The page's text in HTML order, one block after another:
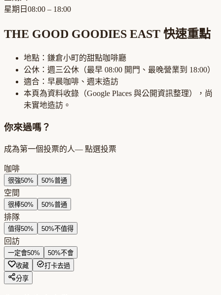
星期日 08:00 – 18:00
THE GOOD GOODIES EAST 快速重點
地點： 鎌倉小町的甜點咖啡廳
公休： 週三公休 （最早 08:00 開門、最晚營業到 18:00）
適合： 早晨咖啡、週末造訪
本頁為資料收錄（Google Places 與公開資訊整理），尚
未實地造訪。
你來過嗎？
成為第一個投票的人— 點選投票
咖啡
很強50% 50%普通
空間
很棒50% 50%普通
排隊
值得50% 50%不值得
回訪
一定會50% 50%不會
收藏
打卡去過
分享